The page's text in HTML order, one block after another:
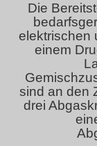
Die
elektrischen
einem
sind an den
drei